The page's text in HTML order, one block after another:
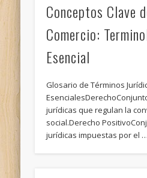
Conceptos Clave
Comercio:
Esencial
Glosario de Términos
jurídicas que regulan la
social.Derecho
jurídicas impuestas por el …